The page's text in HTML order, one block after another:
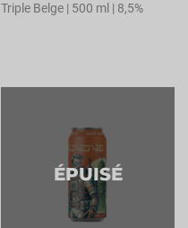
Triple Belge | 500 ml | 8,5%
ÉPUISÉ